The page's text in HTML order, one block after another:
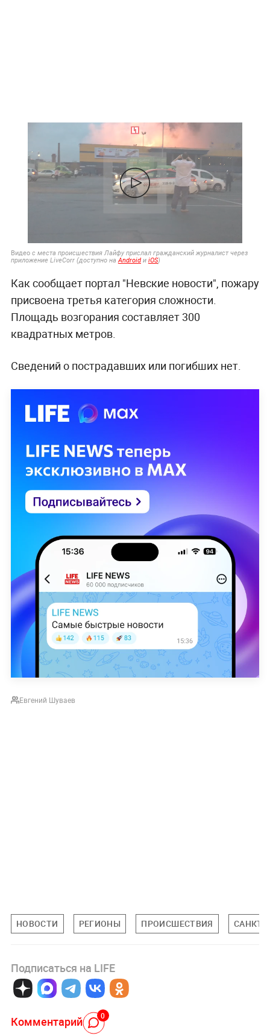
Видео с места происшествия Лайфу прислал гражданский журналист через
приложение LiveCorr (доступно наAndroidи iOS)
Как сообщает портал "Невские новости", пожару
присвоена третья категория сложности.
Площадь возгорания составляет 300
квадратных метров.
Сведений о пострадавших или погибших нет.
Евгений Шуваев
НОВОСТИ РЕГИОНЫ ПРОИСШЕСТВИЯ САНКТ-
Подписаться на LIFE
Комментарий 0